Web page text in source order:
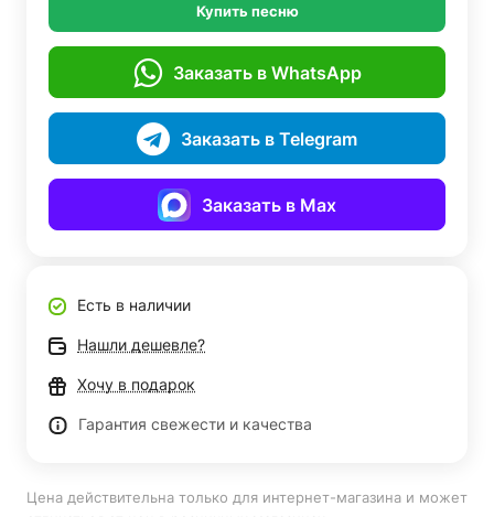
Купить песню
Заказать в WhatsApp
Заказать в Telegram
Заказать в Max
Есть в наличии
Нашли дешевле?
Хочу в подарок
Гарантия свежести и качества
Цена действительна только для интернет-магазина и может